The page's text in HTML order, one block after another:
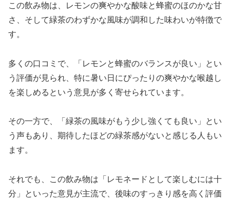
この飲み物は、レモンの爽やかな酸味と蜂蜜のほのかな甘
さ、そして緑茶のわずかな風味が調和した味わいが特徴で
す。
多くの口コミで、「レモンと蜂蜜のバランスが良い」とい
う評価が見られ、特に暑い日にぴったりの爽やかな喉越し
を楽しめるという意見が多く寄せられています。
その一方で、「緑茶の風味がもう少し強くても良い」とい
う声もあり、期待したほどの緑茶感がないと感じる人もい
ます。
それでも、この飲み物は「レモネードとして楽しむには十
分」といった意見が主流で、後味のすっきり感を高く評価